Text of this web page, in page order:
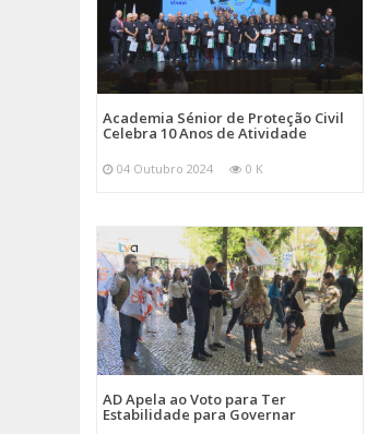
Academia Sénior de Proteção Civil
Celebra 10 Anos de Atividade
04 Outubro 2024 0 K
AD Apela ao Voto para Ter
Estabilidade para Governar